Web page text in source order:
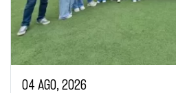
04 AGO, 2026